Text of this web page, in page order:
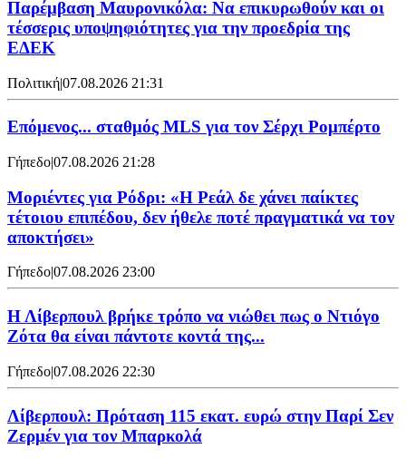
Παρέμβαση Μαυρονικόλα: Να επικυρωθούν και οι
τέσσερις υποψηφιότητες για την προεδρία της
ΕΔΕΚ
Πολιτική|07.08.2026 21:31
Επόμενος... σταθμός MLS για τον Σέρχι Ρομπέρτο
Γήπεδο|07.08.2026 21:28
Μοριέντες για Ρόδρι: «Η Ρεάλ δε χάνει παίκτες
τέτοιου επιπέδου, δεν ήθελε ποτέ πραγματικά να τον
αποκτήσει»
Γήπεδο|07.08.2026 23:00
Η Λίβερπουλ βρήκε τρόπο να νιώθει πως ο Ντιόγο
Ζότα θα είναι πάντοτε κοντά της...
Γήπεδο|07.08.2026 22:30
Λίβερπουλ: Πρόταση 115 εκατ. ευρώ στην Παρί Σεν
Ζερμέν για τον Μπαρκολά